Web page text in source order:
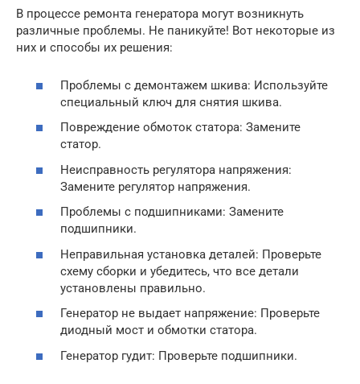
В процессе ремонта генератора могут возникнуть
различные проблемы. Не паникуйте! Вот некоторые из
них и способы их решения:
Проблемы с демонтажем шкива: Используйте
специальный ключ для снятия шкива.
Повреждение обмоток статора: Замените
статор.
Неисправность регулятора напряжения:
Замените регулятор напряжения.
Проблемы с подшипниками: Замените
подшипники.
Неправильная установка деталей: Проверьте
схему сборки и убедитесь, что все детали
установлены правильно.
Генератор не выдает напряжение: Проверьте
диодный мост и обмотки статора.
Генератор гудит: Проверьте подшипники.